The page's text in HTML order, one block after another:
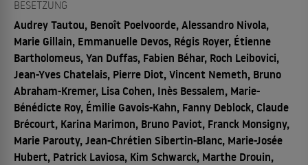
BESETZUNG
Audrey Tautou, Benoît Poelvoorde, Alessandro Nivola,
Marie Gillain, Emmanuelle Devos, Régis Royer, Étienne
Bartholomeus, Yan Duffas, Fabien Béhar, Roch Leibovici,
Jean-Yves Chatelais, Pierre Diot, Vincent Nemeth, Bruno
Abraham-Kremer, Lisa Cohen, Inès Bessalem, Marie-
Bénédicte Roy, Émilie Gavois-Kahn, Fanny Deblock, Claude
Brécourt, Karina Marimon, Bruno Paviot, Franck Monsigny,
Marie Parouty, Jean-Chrétien Sibertin-Blanc, Marie-Josée
Hubert, Patrick Laviosa, Kim Schwarck, Marthe Drouin,